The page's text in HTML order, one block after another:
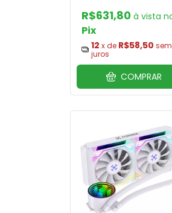
R$631,80
Pix
12 x de R$58,50 sem
juros
COMPRAR